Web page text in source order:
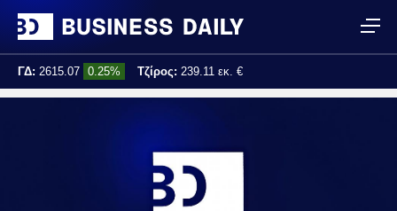
ΓΔ: 2615.07 0.25% Τζίρος: 239.11 εκ. €